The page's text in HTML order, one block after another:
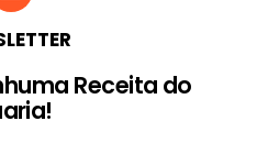
Receita do